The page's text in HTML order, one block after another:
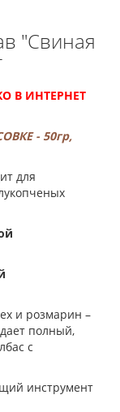
"Свиная
В ИНТЕРНЕТ
- 50гр,
для
и розмарин –
полный,
с
инструмент